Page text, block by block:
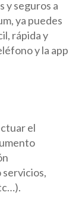
y seguros a
ya puedes
rápida y
y la app
el